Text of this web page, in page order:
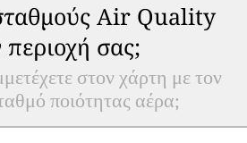
Air Quality
περιοχή σας;
στον χάρτη με τον
ποιότητας αέρα;